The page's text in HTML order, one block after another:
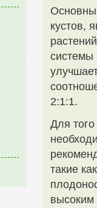
кустов,
системы
2:1:1.
Для
такие